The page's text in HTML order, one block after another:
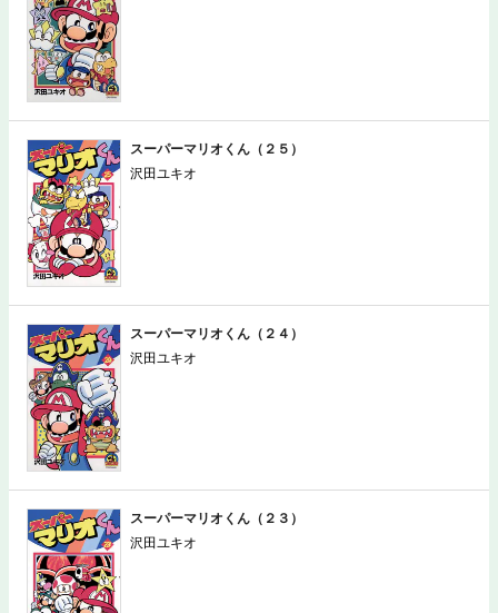
スーパーマリオくん（２５）
沢田ユキオ
スーパーマリオくん（２４）
沢田ユキオ
スーパーマリオくん（２３）
沢田ユキオ